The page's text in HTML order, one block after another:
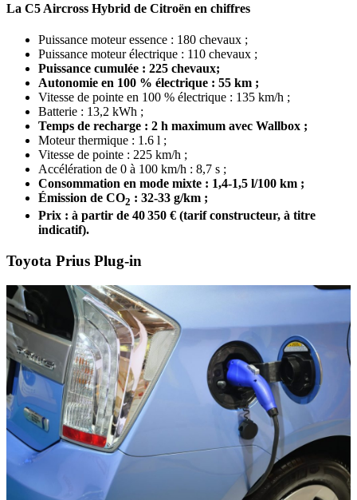
La C5 Aircross Hybrid de Citroën en chiffres
Puissance moteur essence : 180 chevaux ;
Puissance moteur électrique : 110 chevaux ;
Puissance cumulée : 225 chevaux;
Autonomie en 100 % électrique : 55 km ;
Vitesse de pointe en 100 % électrique : 135 km/h ;
Batterie : 13,2 kWh ;
Temps de recharge : 2 h maximum avec Wallbox ;
Moteur thermique : 1.6 l ;
Vitesse de pointe : 225 km/h ;
Accélération de 0 à 100 km/h : 8,7 s ;
Consommation en mode mixte : 1,4-1,5 l/100 km ;
Émission de CO2 : 32-33 g/km ;
Prix : à partir de 40 350 € (tarif constructeur, à titre
indicatif).
Toyota Prius Plug-in